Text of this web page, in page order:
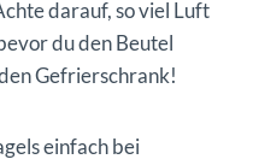
darauf, so viel Luft
du den Beutel
Gefrierschrank!
einfach bei